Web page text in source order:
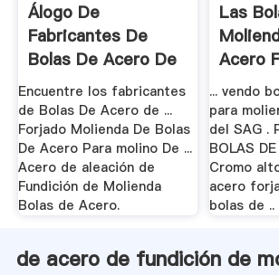
Álogo De
Fabricantes De
Bolas De Acero De
Alta .
Encuentre los fabricantes
de Bolas De Acero de ...
Forjado Molienda De Bolas
De Acero Para molino De ...
Acero de aleación de
Fundición de Molienda
Bolas de Acero.
Las
Acero
... vendo
para
del SAG .
BOLAS
Cromo
acero
bolas de ..
de acero de fundición de